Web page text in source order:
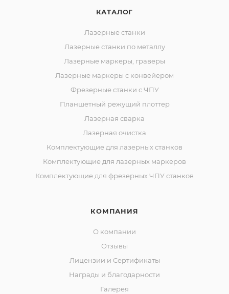
КАТАЛОГ
Лазерные станки
Лазерные станки по металлу
Лазерные маркеры, граверы
Лазерные маркеры с конвейером
Фрезерные станки с ЧПУ
Планшетный режущий плоттер
Лазерная сварка
Лазерная очистка
Комплектующие для лазерных станков
Комплектующие для лазерных маркеров
Комплектующие для фрезерных ЧПУ станков
КОМПАНИЯ
О компании
Отзывы
Лицензии и Сертификаты
Награды и благодарности
Галерея